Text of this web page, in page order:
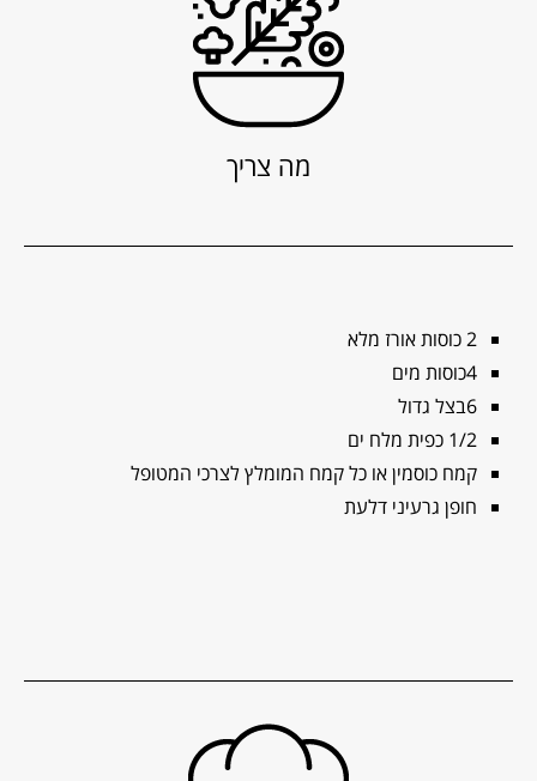
מה צריך
2 כוסות אורז מלא
4כוסות מים
6בצל גדול
1/2 כפית מלח ים
קמח כוסמין או כל קמח המומלץ לצרכי המטופל
חופן גרעיני דלעת